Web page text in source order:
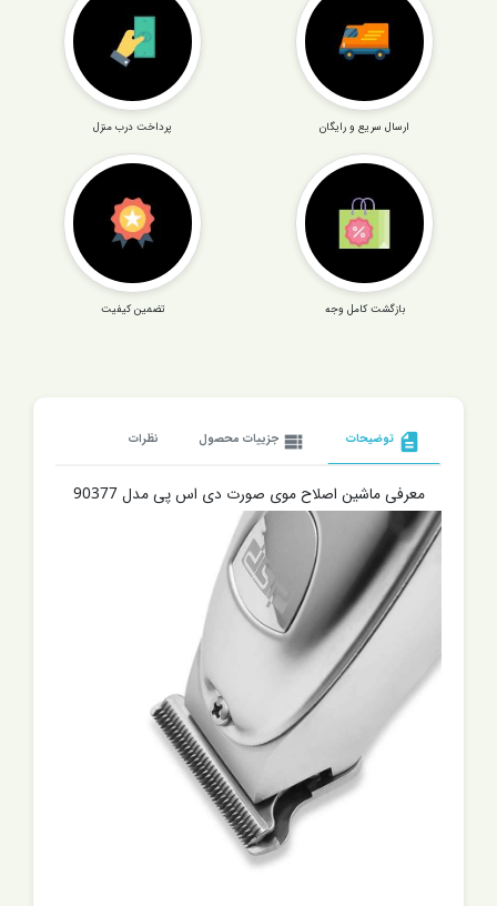
ارسال سریع و رایگان پرداخت درب منزل
بازگشت کامل وجه تضمین کیفیت
description توضیحات view_list جزییات محصول نظرات
معرفی ماشین اصلاح موی صورت دی اس پی مدل 90377